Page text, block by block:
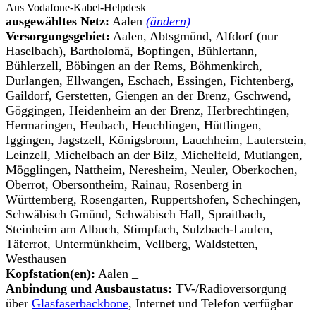
Aus Vodafone-Kabel-Helpdesk
ausgewähltes Netz: Aalen (ändern)
Versorgungsgebiet: Aalen, Abtsgmünd, Alfdorf (nur
Haselbach), Bartholomä, Bopfingen, Bühlertann,
Bühlerzell, Böbingen an der Rems, Böhmenkirch,
Durlangen, Ellwangen, Eschach, Essingen, Fichtenberg,
Gaildorf, Gerstetten, Giengen an der Brenz, Gschwend,
Göggingen, Heidenheim an der Brenz, Herbrechtingen,
Hermaringen, Heubach, Heuchlingen, Hüttlingen,
Iggingen, Jagstzell, Königsbronn, Lauchheim, Lauterstein,
Leinzell, Michelbach an der Bilz, Michelfeld, Mutlangen,
Mögglingen, Nattheim, Neresheim, Neuler, Oberkochen,
Oberrot, Obersontheim, Rainau, Rosenberg in
Württemberg, Rosengarten, Ruppertshofen, Schechingen,
Schwäbisch Gmünd, Schwäbisch Hall, Spraitbach,
Steinheim am Albuch, Stimpfach, Sulzbach-Laufen,
Täferrot, Untermünkheim, Vellberg, Waldstetten,
Westhausen
Kopfstation(en): Aalen _
Anbindung und Ausbaustatus: TV-/Radioversorgung
über Glasfaserbackbone, Internet und Telefon verfügbar